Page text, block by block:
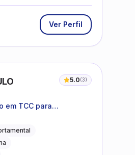
Ver Perfil
5.0(3)
em TCC para
de autonomia